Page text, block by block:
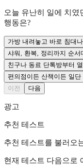
오늘 유난히 일에 치였
행동은?
가방 내려놓고 바로 침대
샤워, 환복, 정리까지 순서
친구나 동료 단톡방부터
편의점이든 산책이든 일
이전
다음
광고
추천 테스트
추천 테스트를 불러오
현재 테스트 다음으로